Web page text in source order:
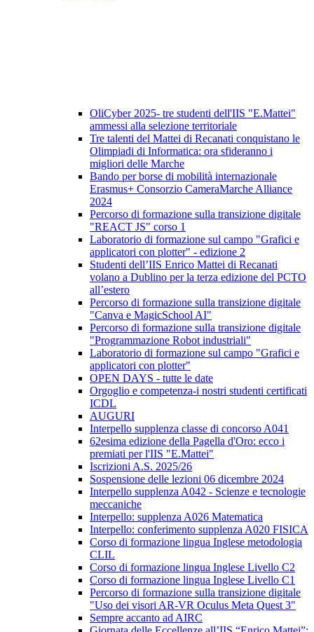
OliCyber 2025- tre studenti dell'IIS "E.Mattei"
ammessi alla selezione territoriale
Tre talenti del Mattei di Recanati conquistano le
Olimpiadi di Informatica: ora sfideranno i
migliori delle Marche
Bando per borse di mobilità internazionale
Erasmus+ Consorzio CameraMarche Alliance
2024
Percorso di formazione sulla transizione digitale
"REACT JS" corso 1
Laboratorio di formazione sul campo "Grafici e
applicatori con plotter" - edizione 2
Studenti dell’IIS Enrico Mattei di Recanati
volano a Dublino per la terza edizione del PCTO
all’estero
Percorso di formazione sulla transizione digitale
"Canva e MagicSchool AI"
Percorso di formazione sulla transizione digitale
"Programmazione Robot industriali"
Laboratorio di formazione sul campo "Grafici e
applicatori con plotter"
OPEN DAYS - tutte le date
Orgoglio e competenza-i nostri studenti certificati
ICDL
AUGURI
Interpello supplenza classe di concorso A041
62esima edizione della Pagella d'Oro: ecco i
premiati per l'IIS "E.Mattei"
Iscrizioni A.S. 2025/26
Sospensione delle lezioni 06 dicembre 2024
Interpello supplenza A042 - Scienze e tecnologie
meccaniche
Interpello: supplenza A026 Matematica
Interpello: conferimento supplenza A020 FISICA
Corso di formazione lingua Inglese metodologia
CLIL
Corso di formazione lingua Inglese Livello C2
Corso di formazione lingua Inglese Livello C1
Percorso di formazione sulla transizione digitale
"Uso dei visori AR-VR Oculus Meta Quest 3"
Sempre accanto ad AIRC